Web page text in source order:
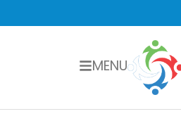
MENU